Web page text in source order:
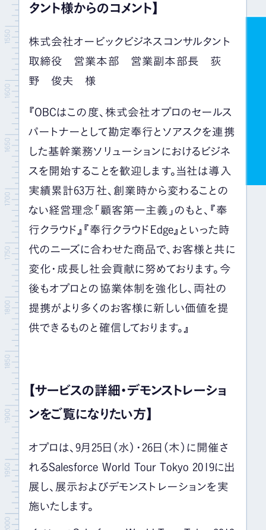
タント様からのコメント】
株式会社オービックビジネスコンサルタント
取締役 営業本部 営業副本部長 荻
野 俊夫 様
『OBCはこの度、株式会社オプロのセールス
パートナーとして勘定奉行とソアスクを連携
した基幹業務ソリューションにおけるビジネ
スを開始することを歓迎します。当社は導入
実績累計63万社、創業時から変わることの
ない経営理念「顧客第一主義」のもと、『奉
行クラウド』『奉行クラウドEdge』といった時
代のニーズに合わせた商品で、お客様と共に
変化・成長し社会貢献に努めております。今
後もオプロとの協業体制を強化し、両社の
提携がより多くのお客様に新しい価値を提
供できるものと確信しております。』
【サービスの詳細・デモンストレーショ
ンをご覧になりたい方】
オプロは、9月25日（水）・26日（木）に開催さ
れるSalesforce World Tour Tokyo 2019に出
展し、展示およびデモンストレーションを実
施いたします。